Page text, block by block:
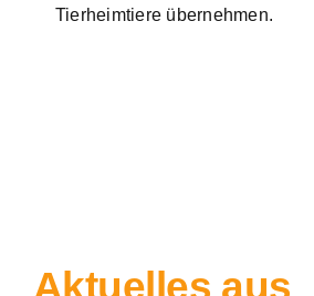
Tierheimtiere übernehmen.
Aktuelles aus